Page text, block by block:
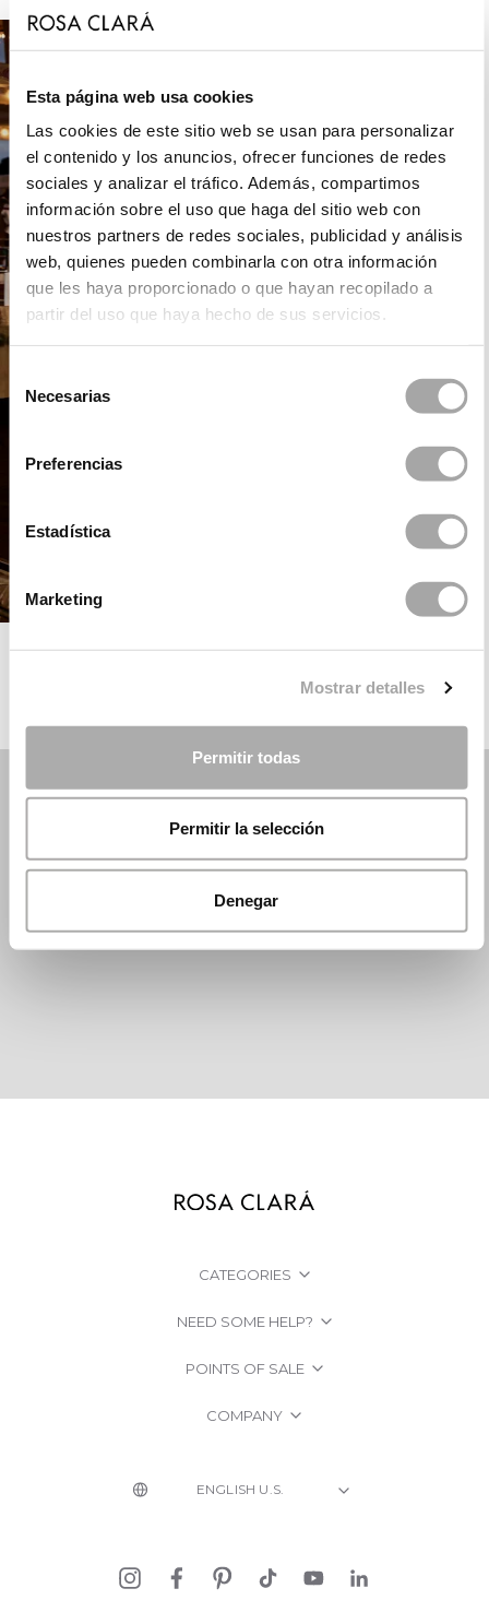
Esta página web usa cookies
Las cookies de este sitio web se usan para personalizar
el contenido y los anuncios, ofrecer funciones de redes
sociales y analizar el tráfico. Además, compartimos
información sobre el uso que haga del sitio web con
nuestros partners de redes sociales, publicidad y análisis
web, quienes pueden combinarla con otra información
que les haya proporcionado o que hayan recopilado a
partir del uso que haya hecho de sus servicios.
de Necesarias
Preferencias
Estadística
Marketing
Mostrar detalles
Permitir todas
Permitir la selección
Denegar
CATEGORIES
NEED SOME HELP?
POINTS OF SALE
COMPANY